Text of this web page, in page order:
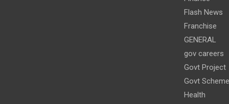
Flash News
Franchise
GENERAL
gov careers
Govt Project
Govt
Health